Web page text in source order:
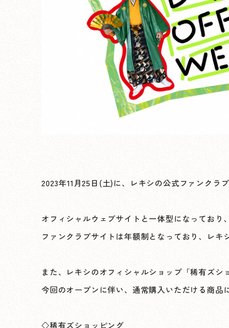
2023年11月25日(土)に、レキシの公式ファンクラ
オフィシャルウェブサイトと一体型になっており
ファンクラブサイトは年額制となっており、レキ
また、レキシのオフィシャルショップ「稀有ズシ
今回のオープンに伴い、通常購入いただける商品
◇稀有ズショッピング